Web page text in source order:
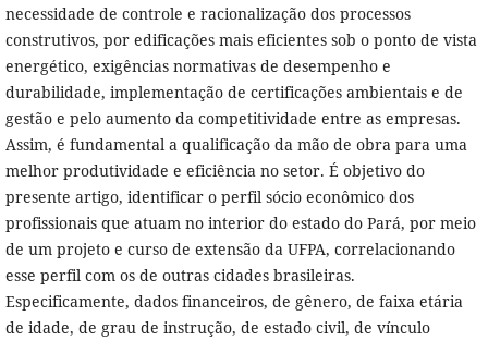
necessidade de controle e racionalização dos processos
construtivos, por edificações mais eficientes sob o ponto de vista
energético, exigências normativas de desempenho e
durabilidade, implementação de certificações ambientais e de
gestão e pelo aumento da competitividade entre as empresas.
Assim, é fundamental a qualificação da mão de obra para uma
melhor produtividade e eficiência no setor. É objetivo do
presente artigo, identificar o perfil sócio econômico dos
profissionais que atuam no interior do estado do Pará, por meio
de um projeto e curso de extensão da UFPA, correlacionando
esse perfil com os de outras cidades brasileiras.
Especificamente, dados financeiros, de gênero, de faixa etária
de idade, de grau de instrução, de estado civil, de vínculo